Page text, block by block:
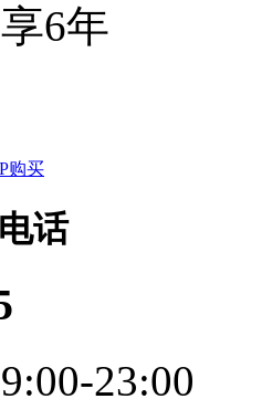
6年
购买
话
23:00